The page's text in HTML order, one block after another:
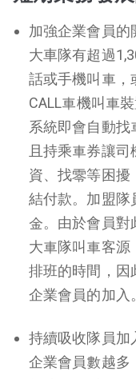
加強企業會員的
大車隊有超過
話或手機叫車，
CALL車機叫車
系統即會自動找
且持乘車券讓
資、找零等困擾
結付款。加盟隊
金。由於會員對
大車隊叫車客源
排班的時間，因
企業會員的加入。
持續吸收隊員加
企業會員數越多